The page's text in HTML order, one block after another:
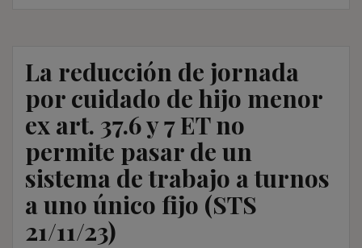
La reducción de jornada
por cuidado de hijo menor
ex art. 37.6 y 7 ET no
permite pasar de un
sistema de trabajo a turnos
a uno único fijo (STS
21/11/23)